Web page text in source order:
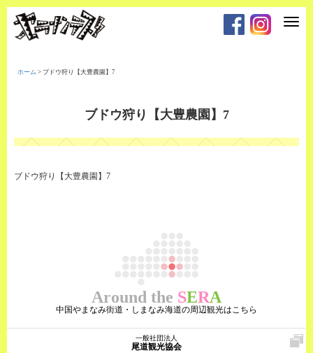
T
t
i
ホーム > ブドウ狩り【大豊農園】7
ブドウ狩り【大豊農園】7
ブドウ狩り【大豊農園】7
Around the SERA
中国やまなみ街道・しまなみ海道の周辺観光はこちら
一般社団法人
尾道観光協会